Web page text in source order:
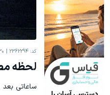
کد: 2362294 30 اردیبهشت
لحظه
ساعاتی بعد